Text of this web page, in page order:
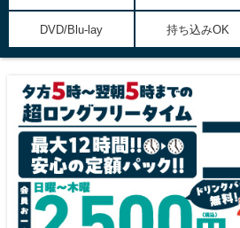
DVD/Blu-lay 持ち込みOK